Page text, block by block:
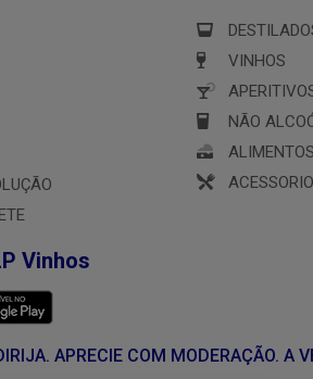
Vinhos
VINHOS
NÃO
ALIMENTOS
APRECIE COM MODERAÇÃO. A